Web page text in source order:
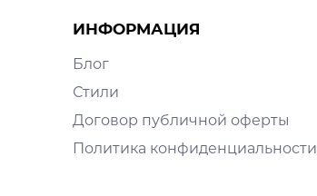
ИНФОРМАЦИЯ
Блог
Стили
Договор публичной оферты
Политика конфиденциальности